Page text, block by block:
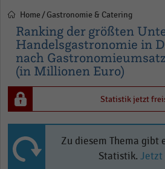
Pfadnavigation
Home Gastronomie & Catering
Ranking der größten
Handelsgastronomie in
nach
(in Millionen Euro)
Statistik jetzt
Zu diesem Thema gibt
Statistik. Jetzt